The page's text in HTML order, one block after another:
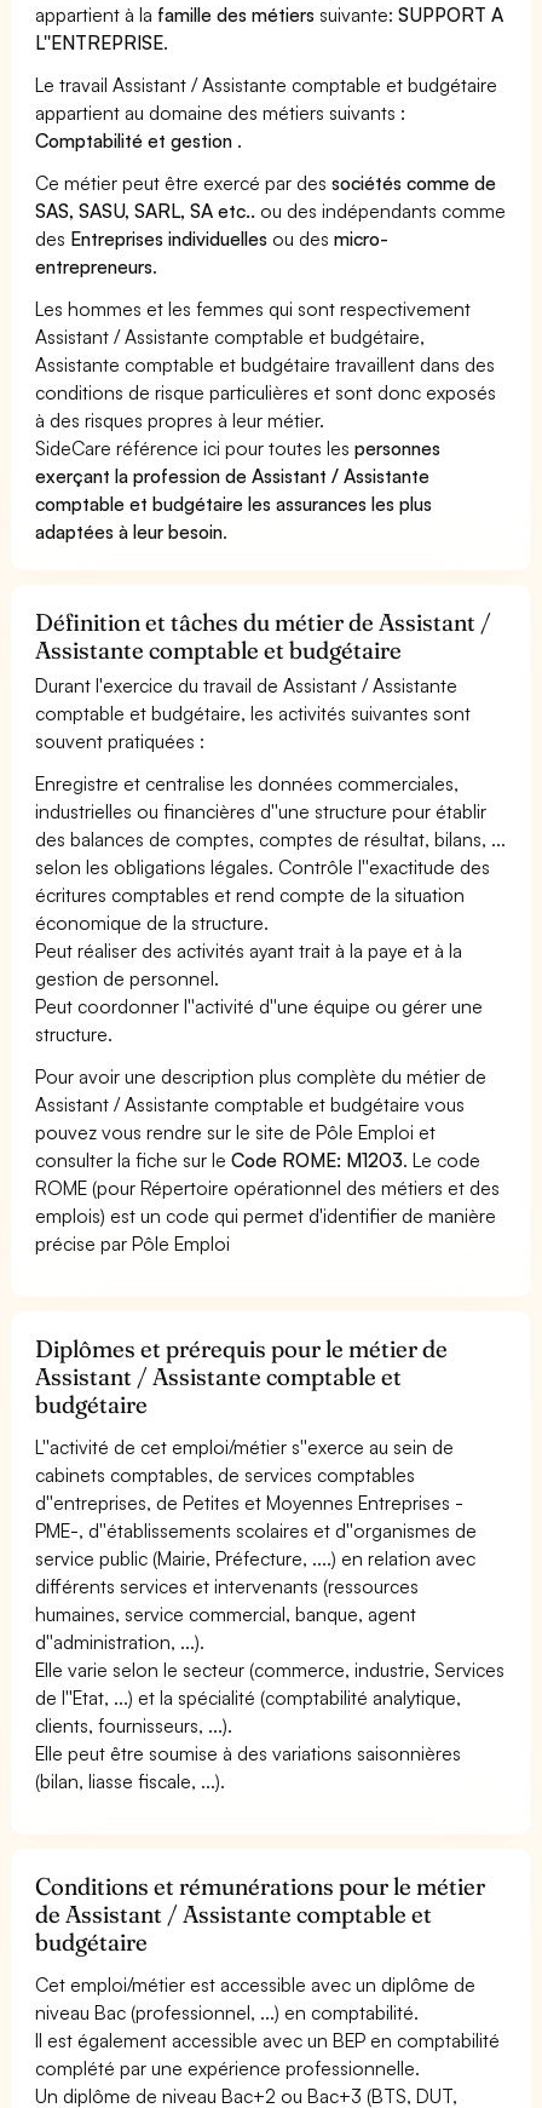
appartient à la famille des métiers suivante:SUPPORT A
L''ENTREPRISE.
Le travail Assistant / Assistante comptable et budgétaire
appartient au domaine des métiers suivants :
Comptabilité et gestion .
Ce métier peut être exercé par dessociétés comme de
SAS, SASU, SARL, SA etc.. ou des indépendants comme
des Entreprises individuelles ou desmicro-
entrepreneurs.
Les hommes et les femmes qui sont respectivement
Assistant / Assistante comptable et budgétaire,
Assistante comptable et budgétaire travaillent dans des
conditions de risque particulières et sont donc exposés
à des risques propres à leur métier.
SideCare référence ici pour toutes lespersonnes
exerçant la profession de Assistant / Assistante
comptable et budgétaire les assurances les plus
adaptées à leur besoin.
Définition et tâches du métier de Assistant /
Assistante comptable et budgétaire
Durant l'exercice du travail de Assistant / Assistante
comptable et budgétaire, les activités suivantes sont
souvent pratiquées :
Enregistre et centralise les données commerciales,
industrielles ou financières d''une structure pour établir
des balances de comptes, comptes de résultat, bilans, ...
selon les obligations légales. Contrôle l''exactitude des
écritures comptables et rend compte de la situation
économique de la structure.
Peut réaliser des activités ayant trait à la paye et à la
gestion de personnel.
Peut coordonner l''activité d''une équipe ou gérer une
structure.
Pour avoir une description plus complète du métier de
Assistant / Assistante comptable et budgétaire vous
pouvez vous rendre sur le site de Pôle Emploi et
consulter la fiche sur leCode ROME: M1203. Le code
ROME (pour Répertoire opérationnel des métiers et des
emplois) est un code qui permet d'identifier de manière
précise par Pôle Emploi
Diplômes et prérequis pour le métier de
Assistant / Assistante comptable et
budgétaire
L''activité de cet emploi/métier s''exerce au sein de
cabinets comptables, de services comptables
d''entreprises, de Petites et Moyennes Entreprises -
PME-, d''établissements scolaires et d''organismes de
service public (Mairie, Préfecture, ....) en relation avec
différents services et intervenants (ressources
humaines, service commercial, banque, agent
d''administration, ...).
Elle varie selon le secteur (commerce, industrie, Services
de l''Etat, ...) et la spécialité (comptabilité analytique,
clients, fournisseurs, ...).
Elle peut être soumise à des variations saisonnières
(bilan, liasse fiscale, ...).
Conditions et rémunérations pour le métier
de Assistant / Assistante comptable et
budgétaire
Cet emploi/métier est accessible avec un diplôme de
niveau Bac (professionnel, ...) en comptabilité.
Il est également accessible avec un BEP en comptabilité
complété par une expérience professionnelle.
Un diplôme de niveau Bac+2 ou Bac+3 (BTS, DUT,